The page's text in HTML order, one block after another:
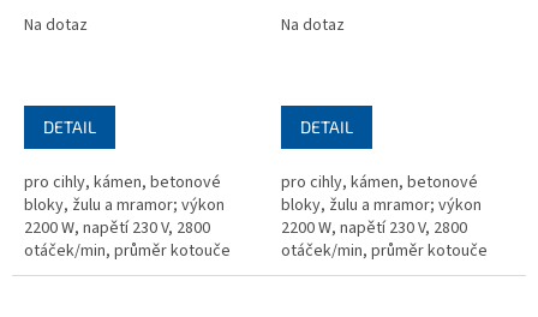
Na dotaz
DETAIL
pro cihly, kámen, betonové
bloky, žulu a mramor; výkon
2200 W, napětí 230 V, 2800
otáček/min, průměr kotouče
350 mm, upínací otvor 25,4 mm,
Na dotaz
DETAIL
pro cihly, kámen, betonové
bloky, žulu a mramor; výkon
2200 W, napětí 230 V, 2800
otáček/min, průměr kotouče
350 mm, upínací otvor 25,4 mm,